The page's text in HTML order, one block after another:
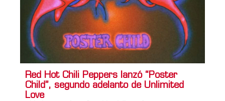
Red Hot Chili Peppers lanzó “Poster
Child”, segundo adelanto de Unlimited
Love